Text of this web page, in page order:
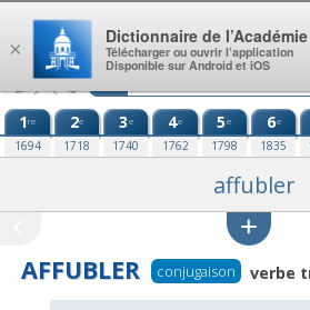
Aller au contenu
1re
1694
2e
1718
3e
1740
4e
1762
5e
1798
6e
1835
affubler
AFFUBLER conjugaison verbe
×
Dictionnaire de l’Académie
Télécharger ou ouvrir l’application
Disponible sur Android et iOS